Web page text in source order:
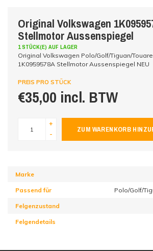
Original Volkswagen
Stellmotor Aussenspiegel
1 STÜCK(E) AUF LAGER
Original Volkswagen Polo/Golf/Tiguan/
1K0959578A Stellmotor Aussenspiegel NEU
PREIS PRO STÜCK
€35,00 incl. BTW
+
-
ZUM WARENKORB
Marke
Passend für Polo/Golf/
Felgenzustand
Felgendetails